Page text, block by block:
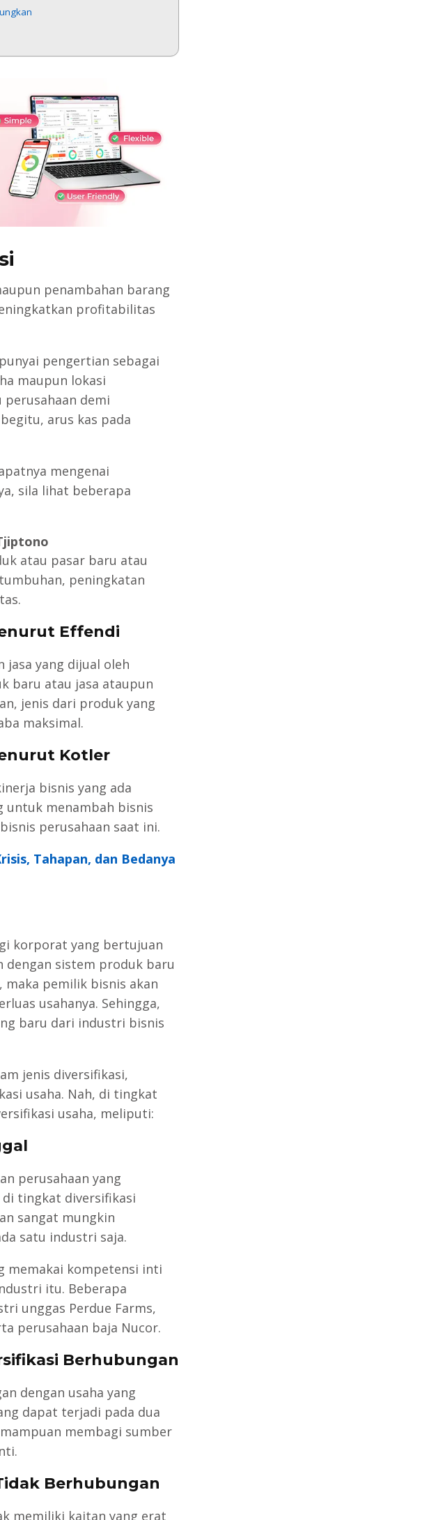
penambahan barang
profitabilitas
pengertian sebagai
maupun lokasi
perusahaan demi
arus kas pada
mengenai
sila lihat beberapa
atau pasar baru atau
peningkatan
Effendi
jasa yang dijual oleh
baru atau jasa ataupun
jenis dari produk yang
maksimal.
Kotler
bisnis yang ada
untuk menambah bisnis
perusahaan saat ini.
Tahapan, dan Bedanya
korporat yang bertujuan
sistem produk baru
maka pemilik bisnis akan
usahanya. Sehingga,
baru dari industri bisnis
jenis diversifikasi,
usaha. Nah, di tingkat
usaha, meliputi:
perusahaan yang
tingkat diversifikasi
sangat mungkin
satu industri saja.
memakai kompetensi inti
itu. Beberapa
unggas Perdue Farms,
perusahaan baja Nucor.
Berhubungan
dengan usaha yang
dapat terjadi pada dua
membagi sumber
Berhubungan
memiliki kaitan yang erat